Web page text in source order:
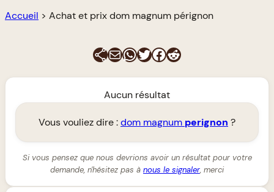
Accueil > Achat et prix dom magnum pérignon
E-mailWhatsApp
Twitter
Facebook
Reddit
Aucun résultat
Vous vouliez dire :dom magnum perignon ?
Si vous pensez que nous devrions avoir un résultat pour votre
demande, n'hésitez pas à nous le signaler, merci